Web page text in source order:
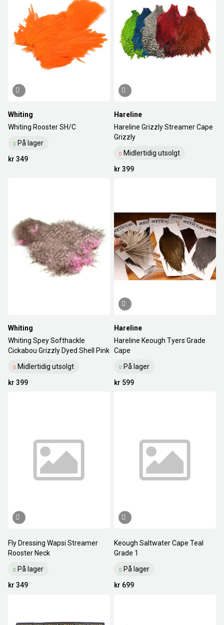
Whiting
Whiting Rooster SH/C
På lager
kr 349
Hareline
Hareline Grizzly Streamer Cape
Grizzly
Midlertidig utsolgt
kr 399
Whiting
Whiting Spey Softhackle
Cickabou Grizzly Dyed Shell Pink
Midlertidig utsolgt
kr 399
Hareline
Hareline Keough Tyers Grade
Cape
På lager
kr 599
Fly Dressing Wapsi Streamer
Rooster Neck
På lager
kr 349
Keough Saltwater Cape Teal
Grade 1
På lager
kr 699